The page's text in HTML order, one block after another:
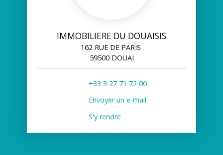
IMMOBILIERE DU DOUAISIS
162 RUE DE PARIS
59500 DOUAI
+33 3 27 71 72 00
Envoyer un e-mail
S'y rendre